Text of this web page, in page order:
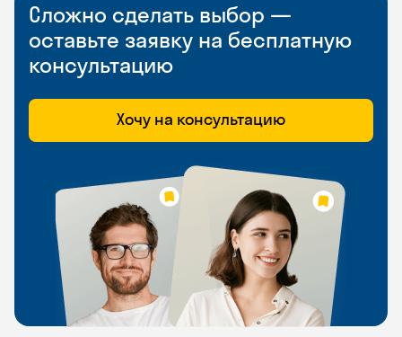
Сложно сделать выбор —
оставьте заявку на бесплатную
консультацию
Хочу на консультацию